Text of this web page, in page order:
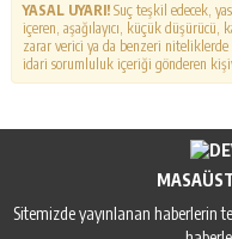
YASAL UYARI!Suç teşkil edecek,
içeren, aşağılayıcı, küçük
zarar verici ya da benzeri
idari sorumluluk içeriği gönderen
Sitemizde yayınlanan haberlerin